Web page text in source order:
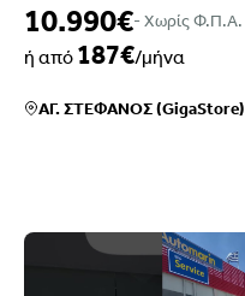
10.990€- Xωρίς Φ.Π.Α.
ή από 187€/μήνα
ΑΓ. ΣΤΕΦΑΝΟΣ (GigaStore)